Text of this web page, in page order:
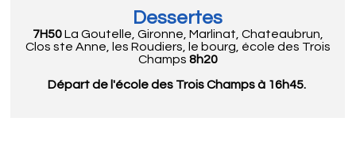
Dessertes
7H50La Goutelle, Gironne, Marlinat, Chateaubrun,
Clos ste Anne, les Roudiers, le bourg, école des Trois
Champs 8h20
Départ de l'école des Trois Champs à 16h45.